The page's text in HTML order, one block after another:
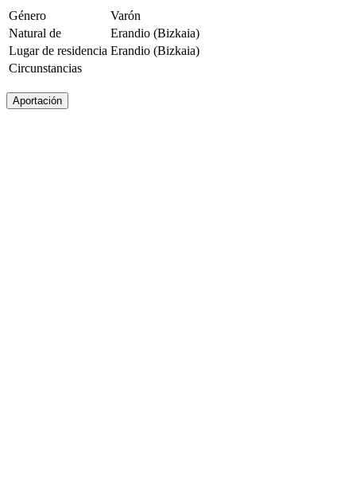
Género
Varón
Natural de
Erandio (Bizkaia)
Lugar de residencia Erandio (Bizkaia)
Circunstancias